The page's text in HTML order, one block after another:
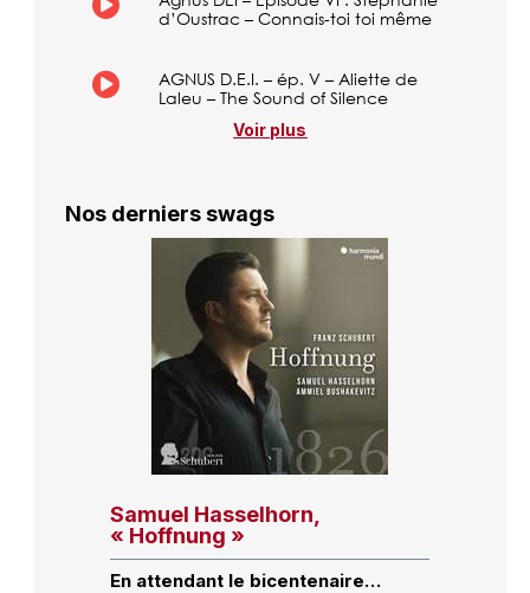
d’Oustrac – Connais-toi toi même
AGNUS D.E.I. – ép. V – Aliette de
Laleu – The Sound of Silence
Voir plus
Nos derniers swags
Samuel Hasselhorn,
« Hoffnung »
En attendant le bicentenaire…